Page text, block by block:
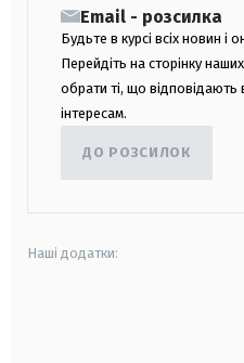
Email - розсилка
Будьте в курсі всіх новин і
Перейдіть на сторінку
обрати ті, що відповідають
інтересам.
ДО РОЗСИЛОК
Наші додатки: